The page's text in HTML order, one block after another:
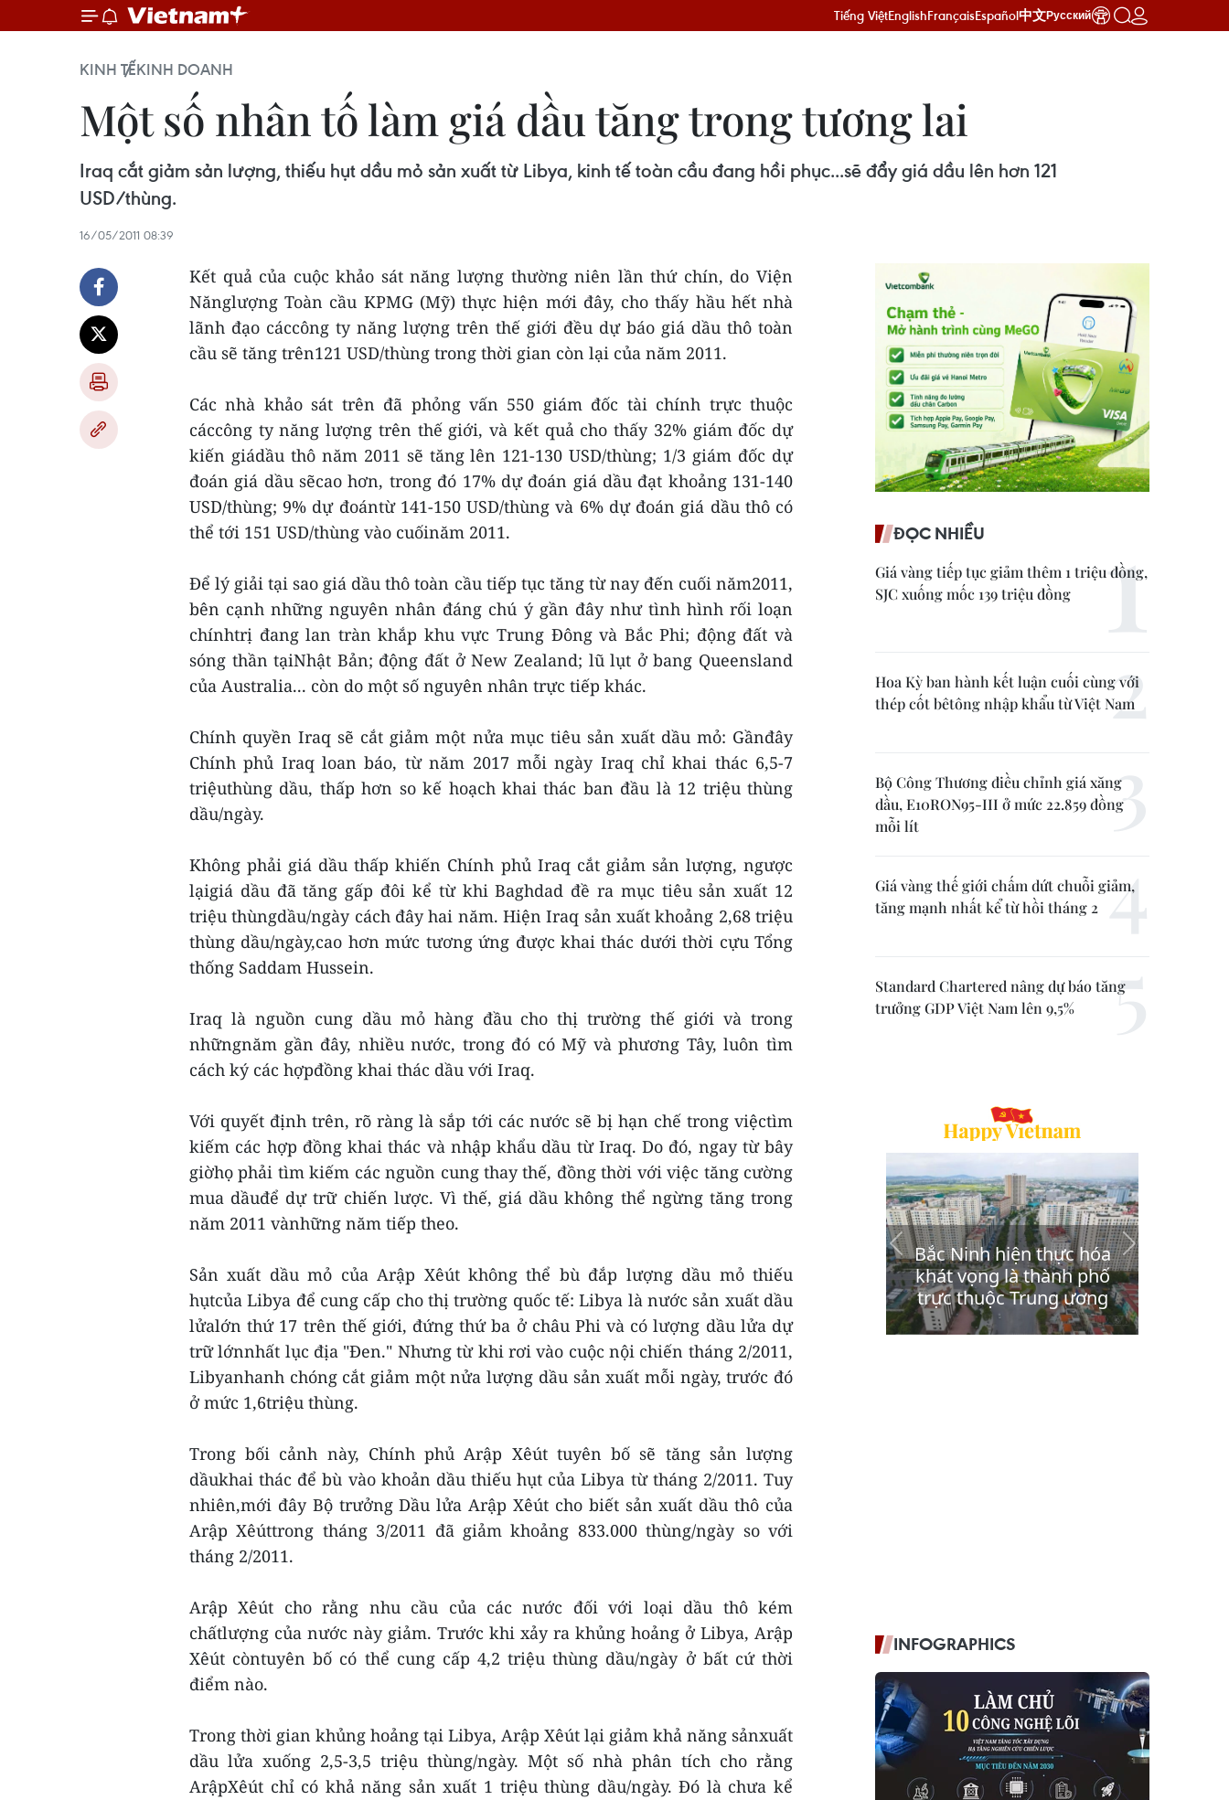
Tiếng ViệtEnglishFrançaisEspañol中文Русский
KINH TẾKINH DOANH
Một số nhân tố làm giá dầu tăng trong tương lai
Iraq cắt giảm sản lượng, thiếu hụt dầu mỏ sản xuất từ Libya, kinh tế toàn cầu đang hồi phục...sẽ đẩy giá dầu lên hơn 121
USD/thùng.
16/05/2011 08:39
Kết quả của cuộc khảo sát năng lượng thường niên lần thứ chín, do Viện
Nănglượng Toàn cầu KPMG (Mỹ) thực hiện mới đây, cho thấy hầu hết nhà
lãnh đạo cáccông ty năng lượng trên thế giới đều dự báo giá dầu thô toàn
cầu sẽ tăng trên121 USD/thùng trong thời gian còn lại của năm 2011.
Các nhà khảo sát trên đã phỏng vấn 550 giám đốc tài chính trực thuộc
cáccông ty năng lượng trên thế giới, và kết quả cho thấy 32% giám đốc dự
kiến giádầu thô năm 2011 sẽ tăng lên 121-130 USD/thùng; 1/3 giám đốc dự
đoán giá dầu sẽcao hơn, trong đó 17% dự đoán giá dầu đạt khoảng 131-140
USD/thùng; 9% dự đoántừ 141-150 USD/thùng và 6% dự đoán giá dầu thô có
thể tới 151 USD/thùng vào cuốinăm 2011.
Để lý giải tại sao giá dầu thô toàn cầu tiếp tục tăng từ nay đến cuối năm2011,
bên cạnh những nguyên nhân đáng chú ý gần đây như tình hình rối loạn
chínhtrị đang lan tràn khắp khu vực Trung Đông và Bắc Phi; động đất và
sóng thần tạiNhật Bản; động đất ở New Zealand; lũ lụt ở bang Queensland
của Australia... còn do một số nguyên nhân trực tiếp khác.
Chính quyền Iraq sẽ cắt giảm một nửa mục tiêu sản xuất dầu mỏ: Gầnđây
Chính phủ Iraq loan báo, từ năm 2017 mỗi ngày Iraq chỉ khai thác 6,5-7
triệuthùng dầu, thấp hơn so kế hoạch khai thác ban đầu là 12 triệu thùng
dầu/ngày.
Không phải giá dầu thấp khiến Chính phủ Iraq cắt giảm sản lượng, ngược
lạigiá dầu đã tăng gấp đôi kể từ khi Baghdad đề ra mục tiêu sản xuất 12
triệu thùngdầu/ngày cách đây hai năm. Hiện Iraq sản xuất khoảng 2,68 triệu
thùng dầu/ngày,cao hơn mức tương ứng được khai thác dưới thời cựu Tổng
thống Saddam Hussein.
Iraq là nguồn cung dầu mỏ hàng đầu cho thị trường thế giới và trong
nhữngnăm gần đây, nhiều nước, trong đó có Mỹ và phương Tây, luôn tìm
cách ký các hợpđồng khai thác dầu với Iraq.
Với quyết định trên, rõ ràng là sắp tới các nước sẽ bị hạn chế trong việctìm
kiếm các hợp đồng khai thác và nhập khẩu dầu từ Iraq. Do đó, ngay từ bây
giờhọ phải tìm kiếm các nguồn cung thay thế, đồng thời với việc tăng cường
mua dầuđể dự trữ chiến lược. Vì thế, giá dầu không thể ngừng tăng trong
năm 2011 vànhững năm tiếp theo.
Sản xuất dầu mỏ của Arập Xêút không thể bù đắp lượng dầu mỏ thiếu
hụtcủa Libya để cung cấp cho thị trường quốc tế: Libya là nước sản xuất dầu
lửalớn thứ 17 trên thế giới, đứng thứ ba ở châu Phi và có lượng dầu lửa dự
trữ lớnnhất lục địa "Đen." Nhưng từ khi rơi vào cuộc nội chiến tháng 2/2011,
Libyanhanh chóng cắt giảm một nửa lượng dầu sản xuất mỗi ngày, trước đó
ở mức 1,6triệu thùng.
Trong bối cảnh này, Chính phủ Arập Xêút tuyên bố sẽ tăng sản lượng
dầukhai thác để bù vào khoản dầu thiếu hụt của Libya từ tháng 2/2011. Tuy
nhiên,mới đây Bộ trưởng Dầu lửa Arập Xêút cho biết sản xuất dầu thô của
Arập Xêúttrong tháng 3/2011 đã giảm khoảng 833.000 thùng/ngày so với
tháng 2/2011.
Arập Xêút cho rằng nhu cầu của các nước đối với loại dầu thô kém
chấtlượng của nước này giảm. Trước khi xảy ra khủng hoảng ở Libya, Arập
Xêút còntuyên bố có thể cung cấp 4,2 triệu thùng dầu/ngày ở bất cứ thời
điểm nào.
Trong thời gian khủng hoảng tại Libya, Arập Xêút lại giảm khả năng sảnxuất
dầu lửa xuống 2,5-3,5 triệu thùng/ngày. Một số nhà phân tích cho rằng
ArậpXêút chỉ có khả năng sản xuất 1 triệu thùng dầu/ngày. Đó là chưa kể
ĐỌC NHIỀU
Giá vàng tiếp tục giảm thêm 1 triệu đồng,
SJC xuống mốc 139 triệu đồng
Hoa Kỳ ban hành kết luận cuối cùng với
thép cốt bêtông nhập khẩu từ Việt Nam
Bộ Công Thương điều chỉnh giá xăng
dầu, E10RON95-III ở mức 22.859 đồng
mỗi lít
Giá vàng thế giới chấm dứt chuỗi giảm,
tăng mạnh nhất kể từ hồi tháng 2
Standard Chartered nâng dự báo tăng
trưởng GDP Việt Nam lên 9,5%
INFOGRAPHICS